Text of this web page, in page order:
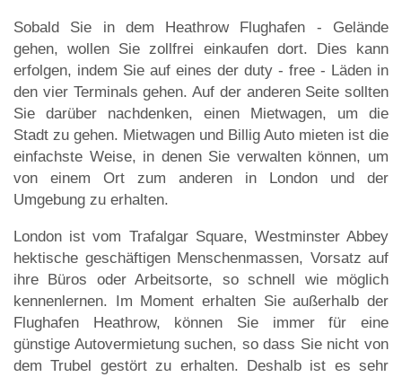
Sobald Sie in dem Heathrow Flughafen - Gelände
gehen, wollen Sie zollfrei einkaufen dort. Dies kann
erfolgen, indem Sie auf eines der duty - free - Läden in
den vier Terminals gehen. Auf der anderen Seite sollten
Sie darüber nachdenken, einen Mietwagen, um die
Stadt zu gehen. Mietwagen und Billig Auto mieten ist die
einfachste Weise, in denen Sie verwalten können, um
von einem Ort zum anderen in London und der
Umgebung zu erhalten.
London ist vom Trafalgar Square, Westminster Abbey
hektische geschäftigen Menschenmassen, Vorsatz auf
ihre Büros oder Arbeitsorte, so schnell wie möglich
kennenlernen. Im Moment erhalten Sie außerhalb der
Flughafen Heathrow, können Sie immer für eine
günstige Autovermietung suchen, so dass Sie nicht von
dem Trubel gestört zu erhalten. Deshalb ist es sehr